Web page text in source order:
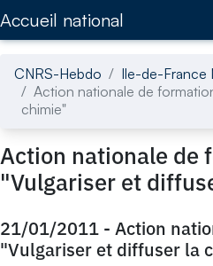
Accueil national
CNRS-Hebdo Ile-de-France
Action nationale de
chimie"
Action nationale de
"Vulgariser et
21/01/2011 - Action
"Vulgariser et diffuser la